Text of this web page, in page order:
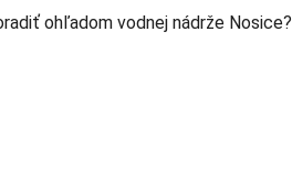
ohľadom vodnej nádrže Nosice?